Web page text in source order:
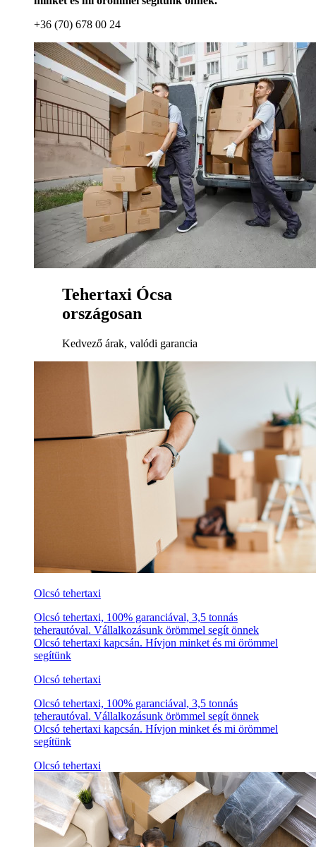
+36 (70) 678 00 24
Tehertaxi Ócsa
országosan
Kedvező árak, valódi garancia
Olcsó tehertaxi
Olcsó tehertaxi, 100% garanciával, 3,5 tonnás
teherautóval. Vállalkozásunk örömmel segít önnek
Olcsó tehertaxi kapcsán. Hívjon minket és mi örömmel
segítünk
Olcsó tehertaxi
Olcsó tehertaxi, 100% garanciával, 3,5 tonnás
teherautóval. Vállalkozásunk örömmel segít önnek
Olcsó tehertaxi kapcsán. Hívjon minket és mi örömmel
segítünk
Olcsó tehertaxi